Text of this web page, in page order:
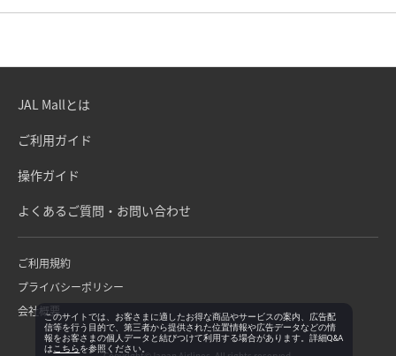
JAL Mallとは
ご利用ガイド
操作ガイド
よくあるご質問・お問い合わせ
ご利用規約
プライバシーポリシー
会社概要このサイトでは、お客さまに適したお得な商品やサービスの案内、広告配
信等を行う目的で、第三者から提供された位置情報や広告データなどの情
報をお客さまの個人データと結びつけて利用する場合があります。詳細Q&A
は こちらを参照ください。